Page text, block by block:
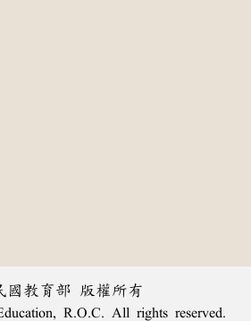
國教育部 版權所有
R.O.C. All rights reserved.